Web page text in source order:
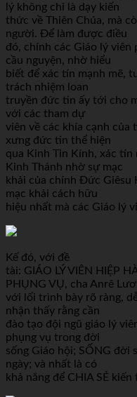
lý không chỉ là dạy kiến
thức về Thiên Chúa, mà
người. Để làm được điều
đó, chính các Giáo lý
cầu nguyện, nhờ hiểu
biết để xác tín mạnh mẽ,
trách nhiệm loan
truyền đức tin ấy tới cho
với các tham dự
viên về các khía cạnh của
xưng đức tin thể hiện
qua Kinh Tin Kính, xác tín
Kinh Thánh nhờ sự mạc
khải của chính Đức
mạc khải cách hữu
hiệu nhất mà các Giáo lý
Kế đó, với đề
tài: GIÁO LÝ VIÊN HIỆP
PHỤNG VỤ, cha Anrê
với lối trình bày rõ ràng,
nhận thấy rằng cần
đào tạo đội ngũ giáo lý
phụng vụ trong đời
sống Giáo hội; SỐNG đời
ngày; và nhất là có
khả năng để CHIA SẺ